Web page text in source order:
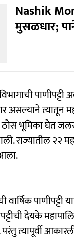
Nashik
मुसळधार;
असल्याने त्यातून
ठोस भूमिका घेत
राज्यातील २२
पाणीपट्टी
देयके
त्यापूर्वी